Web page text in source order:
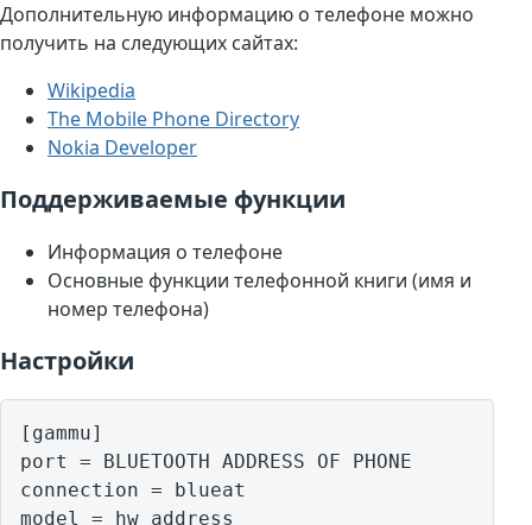
Дополнительную информацию о телефоне можно
получить на следующих сайтах:
Wikipedia
The Mobile Phone Directory
Nokia Developer
Поддерживаемые функции
Информация о телефоне
Основные функции телефонной книги (имя и
номер телефона)
Настройки
[gammu]
port = BLUETOOTH ADDRESS OF PHONE
connection = blueat
model = hw address